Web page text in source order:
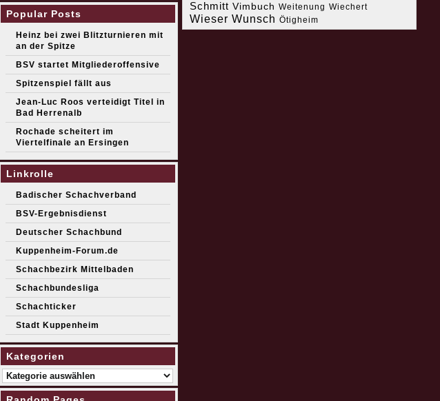
Popular Posts
Heinz bei zwei Blitzturnieren mit
an der Spitze
BSV startet Mitgliederoffensive
Spitzenspiel fällt aus
Jean-Luc Roos verteidigt Titel in
Bad Herrenalb
Rochade scheitert im
Viertelfinale an Ersingen
Linkrolle
Badischer Schachverband
BSV-Ergebnisdienst
Deutscher Schachbund
Kuppenheim-Forum.de
Schachbezirk Mittelbaden
Schachbundesliga
Schachticker
Stadt Kuppenheim
Kategorien
Kategorien
Schmitt Vimbuch Weitenung Wiechert
Wieser Wunsch Ötigheim